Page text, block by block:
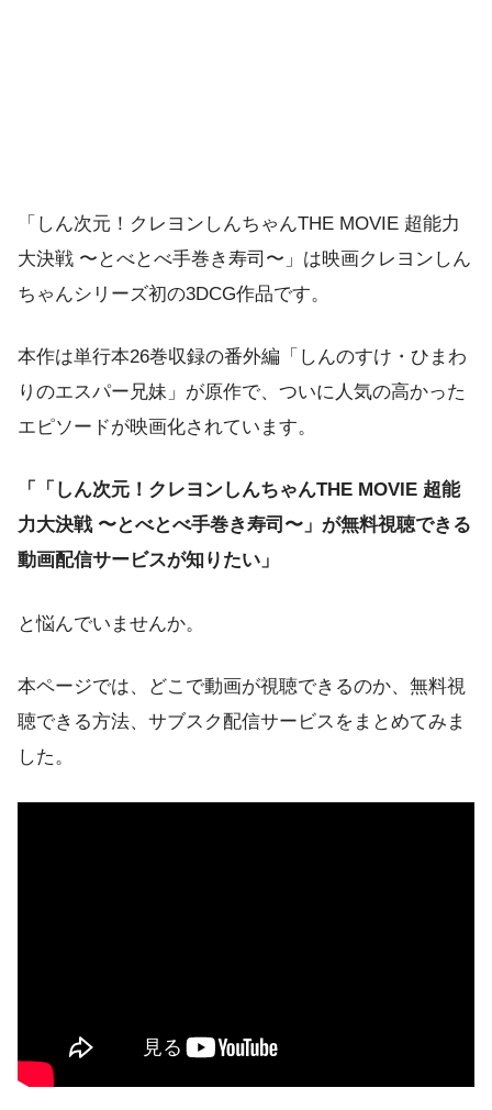
「しん次元！クレヨンしんちゃんTHE MOVIE 超能力
大決戦 〜とべとべ手巻き寿司〜」は映画クレヨンしん
ちゃんシリーズ初の3DCG作品です。
本作は単行本26巻収録の番外編「しんのすけ・ひまわ
りのエスパー兄妹」が原作で、ついに人気の高かった
エピソードが映画化されています。
「「しん次元！クレヨンしんちゃんTHE MOVIE 超能
力大決戦 〜とべとべ手巻き寿司〜」が無料視聴できる
動画配信サービスが知りたい」
と悩んでいませんか。
本ページでは、どこで動画が視聴できるのか、無料視
聴できる方法、サブスク配信サービスをまとめてみま
した。